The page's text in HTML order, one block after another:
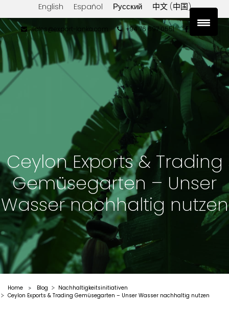
English Español Русский 中文 (中国)
sales@export-lanka.com +94 76 697 0551
Ceylon Exports & Trading
Gemüsegarten – Unser
Wasser nachhaltig nutzen
Home > Blog
Nachhaltigkeitsinitiativen
Ceylon Exports & Trading Gemüsegarten – Unser Wasser nachhaltig nutzen